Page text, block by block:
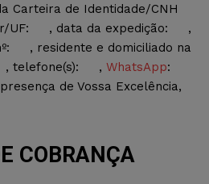
Carteira de Identidade/CNH
UF: , data da expedição:
,
, residente e domiciliado na
, telefone(s): , WhatsApp:
de Vossa Excelência,
COBRANÇA